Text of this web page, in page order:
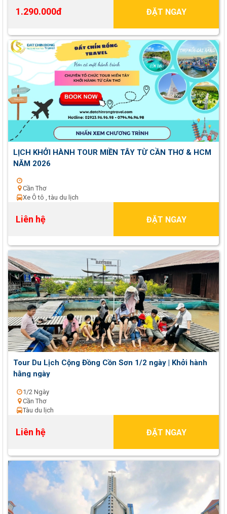
1.290.000đ ĐẶT NGAY
LỊCH KHỞI HÀNH TOUR MIỀN TÂY TỪ CẦN THƠ & HCM
NĂM 2026
Cần Thơ
Xe Ô tô , tàu du lịch
Liên hệ ĐẶT NGAY
Tour Du Lịch Cộng Đồng Cồn Sơn 1/2 ngày | Khởi hành
hằng ngày
1/2 Ngày
Cần Thơ
Tàu du lịch
Liên hệ ĐẶT NGAY